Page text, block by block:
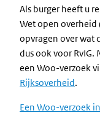
Als burger heeft u
Wet open overheid
opvragen over wat
dus ook voor
een Woo-verzoek
Rijksoverheid.
Een Woo-verzoek